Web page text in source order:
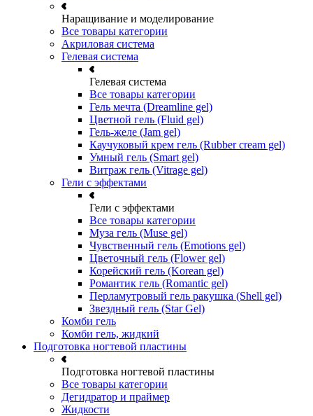
Наращивание и моделирование
Все товары категории
Акриловая система
Гелевая система
Гелевая система
Все товары категории
Гель мечта (Dreamline gel)
Цветной гель (Fluid gel)
Гель-желе (Jam gel)
Каучуковый крем гель (Rubber cream gel)
Умный гель (Smart gel)
Витраж гель (Vitrage gel)
Гели с эффектами
Гели с эффектами
Все товары категории
Муза гель (Muse gel)
Чувственный гель (Emotions gel)
Цветочный гель (Flower gel)
Корейский гель (Korean gel)
Романтик гель (Romantic gel)
Перламутровый гель ракушка (Shell gel)
Звездный гель (Star Gel)
Комби гель
Комби гель, жидкий
Подготовка ногтевой пластины
Подготовка ногтевой пластины
Все товары категории
Дегидратор и праймер
Жидкости